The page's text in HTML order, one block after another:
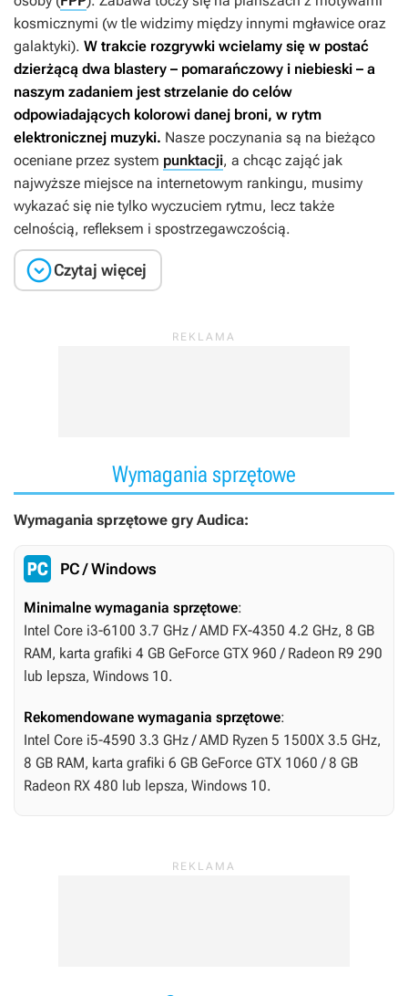
kosmicznymi (w tle widzimy między innymi mgławice oraz
galaktyki). W trakcie rozgrywki wcielamy się w postać
dzierżącą dwa blastery – pomarańczowy i niebieski – a
naszym zadaniem jest strzelanie do celów
odpowiadających kolorowi danej broni, w rytm
elektronicznej muzyki. Nasze poczynania są na bieżąco
oceniane przez system punktacji, a chcąc zająć jak
najwyższe miejsce na internetowym rankingu, musimy
wykazać się nie tylko wyczuciem rytmu, lecz także
celnością, refleksem i spostrzegawczością.
Czytaj więcej
Wymagania sprzętowe
Wymagania sprzętowe gry Audica:
PC / Windows
Minimalne wymagania sprzętowe:
Intel Core i3-6100 3.7 GHz / AMD FX-4350 4.2 GHz, 8 GB
RAM, karta grafiki 4 GB GeForce GTX 960 / Radeon R9 290
lub lepsza, Windows 10.
Rekomendowane wymagania sprzętowe:
Intel Core i5-4590 3.3 GHz / AMD Ryzen 5 1500X 3.5 GHz,
8 GB RAM, karta grafiki 6 GB GeForce GTX 1060 / 8 GB
Radeon RX 480 lub lepsza, Windows 10.